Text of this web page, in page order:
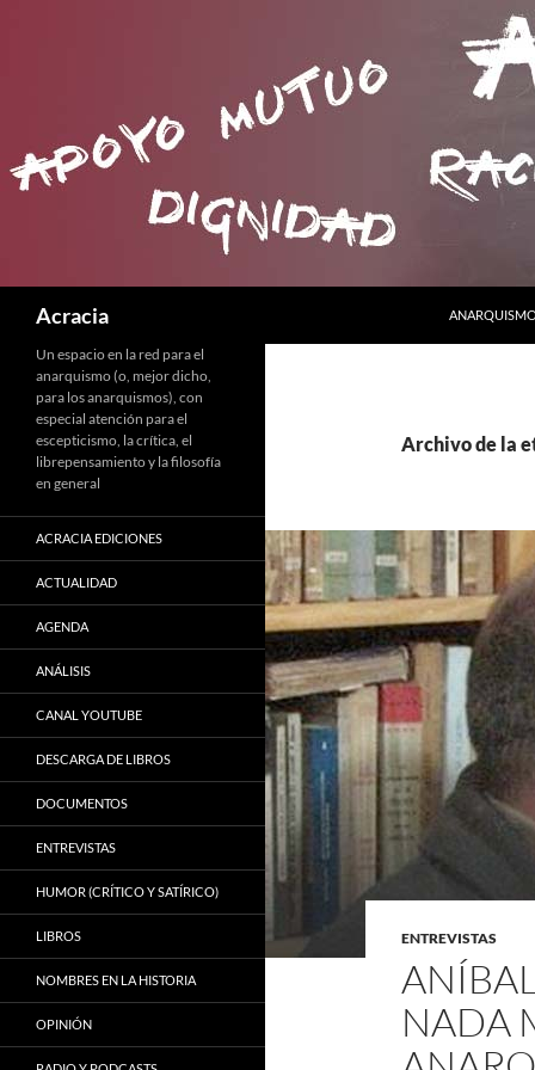
Acracia
Archivo de la
ENTREVISTAS
NADA
Un espacio en la red para el
anarquismo (o, mejor dicho,
para los anarquismos), con
especial atención para el
escepticismo, la crítica, el
librepensamiento y la filosofía
en general
ACRACIA EDICIONES
ACTUALIDAD
AGENDA
ANÁLISIS
CANAL YOUTUBE
DESCARGA DE LIBROS
DOCUMENTOS
ENTREVISTAS
HUMOR (CRÍTICO Y SATÍRICO)
LIBROS
NOMBRES EN LA HISTORIA
OPINIÓN